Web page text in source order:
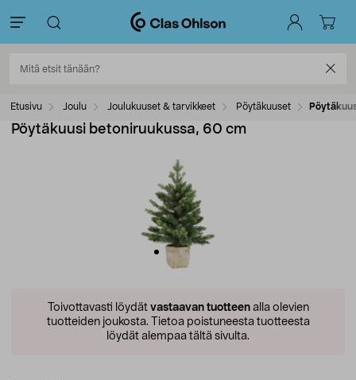
Etusivu Joulu Joulukuuset & tarvikkeet Pöytäkuuset
Pöytäkuusi betoniruukussa, 60 cm
Toivottavasti löydät vastaavan tuotteenalla olevien
tuotteiden joukosta. Tietoa poistuneesta tuotteesta
löydät alempaa tältä sivulta.